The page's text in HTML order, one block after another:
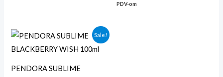
PDV-om
Sale!
PENDORA SUBLIME
Originalna
cena
je
3,300.00rsd.
Trenutna
cena
je: